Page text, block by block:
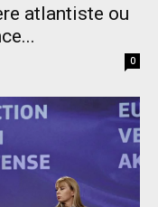
atlantiste ou
0